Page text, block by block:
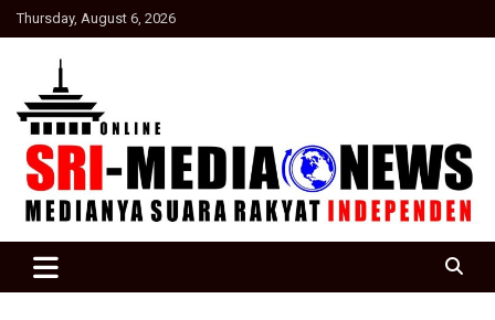
Skip
to
Thursday, August 6, 2026
SRI Media news